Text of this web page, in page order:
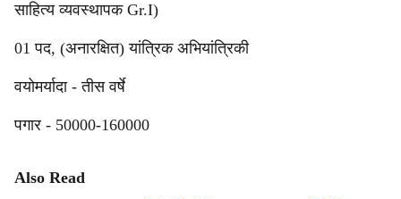
साहित्य व्यवस्थापक Gr.I)
01 पद, (अनारक्षित) यांत्रिक अभियांत्रिकी
वयोमर्यादा - तीस वर्षे
पगार - 50000-160000
Also Read